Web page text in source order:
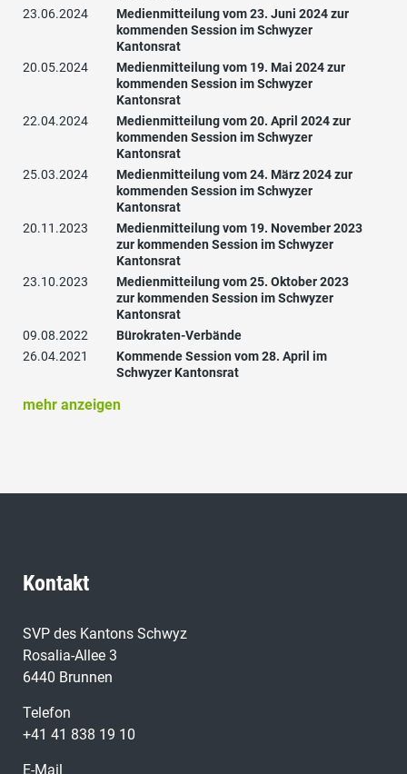
23.06.2024
Medienmitteilung vom 23. Juni 2024 zur
kommenden Session im Schwyzer
Kantonsrat
20.05.2024
Medienmitteilung vom 19. Mai 2024 zur
kommenden Session im Schwyzer
Kantonsrat
22.04.2024
Medienmitteilung vom 20. April 2024 zur
kommenden Session im Schwyzer
Kantonsrat
25.03.2024
Medienmitteilung vom 24. März 2024 zur
kommenden Session im Schwyzer
Kantonsrat
20.11.2023
Medienmitteilung vom 19. November 2023
zur kommenden Session im Schwyzer
Kantonsrat
23.10.2023
Medienmitteilung vom 25. Oktober 2023
zur kommenden Session im Schwyzer
Kantonsrat
09.08.2022
Bürokraten-Verbände
26.04.2021
Kommende Session vom 28. April im
Schwyzer Kantonsrat
mehr anzeigen
Kontakt
SVP des Kantons Schwyz
Rosalia-Allee 3
6440 Brunnen
Telefon
+41 41 838 19 10
E-Mail